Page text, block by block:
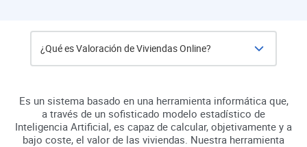
¿Qué es Valoración de Viviendas Online?
¿Qué es Valoración de Viviendas Online?
Es un sistema basado en una herramienta informática que,
a través de un sofisticado modelo estadístico de
Inteligencia Artificial, es capaz de calcular, objetivamente y a
bajo coste, el valor de las viviendas. Nuestra herramienta